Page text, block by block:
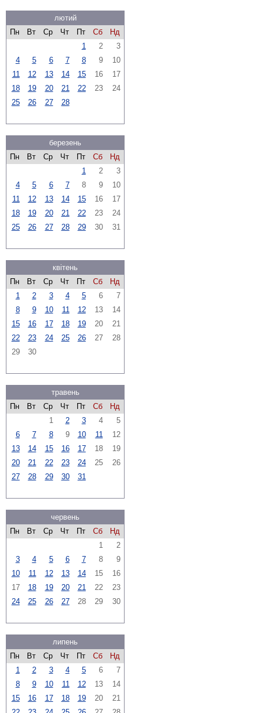
лютий
Пн
Вт Ср Чт Пт Сб
Нд
1
2
3
4
5 6 7 8 9
10
11
12 13 14 15 16
17
18
19 20 21 22 23
24
25
26 27 28
березень
Пн
Вт Ср Чт Пт Сб
Нд
1
2
3
4
5 6 7 8 9
10
11
12 13 14 15 16
17
18
19 20 21 22 23
24
25
26 27 28 29 30 31
квітень
Пн
Вт Ср Чт Пт Сб
Нд
1
2 3 4 5 6
7
8
9 10 11 12 13
14
15
16 17 18 19 20
21
22
23 24 25 26 27
28
29
30
травень
Пн
Вт Ср Чт Пт Сб
Нд
1
2 3 4
5
6
7 8 9 10 11
12
13
14 15 16 17 18
19
20
21 22 23 24 25
26
27
28 29 30 31
червень
Пн
Вт Ср Чт Пт Сб
Нд
1
2
3
4 5 6 7 8
9
10
11 12 13 14 15
16
17
18 19 20 21 22
23
24
25 26 27 28 29 30
липень
Пн
Вт Ср Чт Пт Сб
Нд
1
2 3 4 5 6
7
8
9 10 11 12 13
14
15
16 17 18 19 20
21